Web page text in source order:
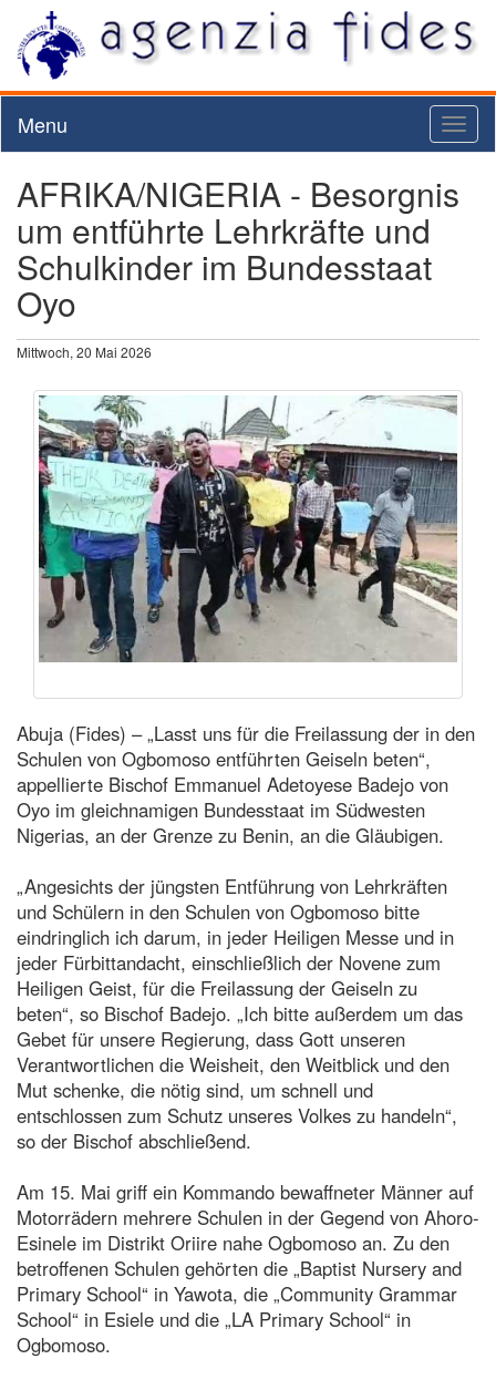
Menu
AFRIKA/NIGERIA - Besorgnis
um entführte Lehrkräfte und
Schulkinder im Bundesstaat
Oyo
Mittwoch, 20 Mai 2026
Abuja (Fides) – „Lasst uns für die Freilassung der in den
Schulen von Ogbomoso entführten Geiseln beten“,
appellierte Bischof Emmanuel Adetoyese Badejo von
Oyo im gleichnamigen Bundesstaat im Südwesten
Nigerias, an der Grenze zu Benin, an die Gläubigen.
„Angesichts der jüngsten Entführung von Lehrkräften
und Schülern in den Schulen von Ogbomoso bitte
eindringlich ich darum, in jeder Heiligen Messe und in
jeder Fürbittandacht, einschließlich der Novene zum
Heiligen Geist, für die Freilassung der Geiseln zu
beten“, so Bischof Badejo. „Ich bitte außerdem um das
Gebet für unsere Regierung, dass Gott unseren
Verantwortlichen die Weisheit, den Weitblick und den
Mut schenke, die nötig sind, um schnell und
entschlossen zum Schutz unseres Volkes zu handeln“,
so der Bischof abschließend.
Am 15. Mai griff ein Kommando bewaffneter Männer auf
Motorrädern mehrere Schulen in der Gegend von Ahoro-
Esinele im Distrikt Oriire nahe Ogbomoso an. Zu den
betroffenen Schulen gehörten die „Baptist Nursery and
Primary School“ in Yawota, die „Community Grammar
School“ in Esiele und die „LA Primary School“ in
Ogbomoso.